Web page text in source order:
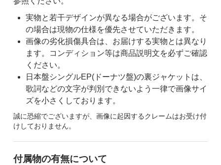
実物と若干デザインが異なる場合がございます。そ
の場合は現物の仕様を優先させていただきます。
画像の劣化損傷具合は、お届けする実物とは異なり
ます。コンディション等は商品説明文を必ずご確認
ください。
日本盤シングルEP(ドーナツ盤)の裏ジャケットは、
歌詞などの文字が判別できないよう一律で画像サイ
ズを小さくしております。
誠に恐縮でございますが、画像に起因するクレームはお受け付
けしておりません。
付属物の有無について